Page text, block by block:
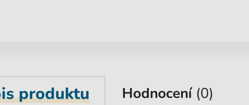
produktu Hodnocení (0)